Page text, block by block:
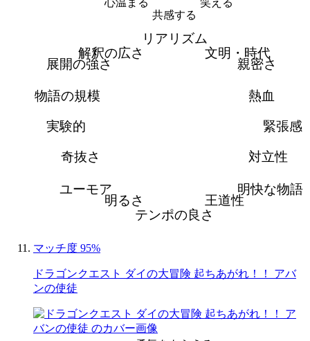
笑える
共感する
心温まる
リアリズム
文明・時代
親密さ
熱血
緊張感
対立性
明快な物語
王道性
テンポの良さ
明るさ
ユーモア
奇抜さ
実験的
物語の規模
展開の強さ
解釈の広さ
マッチ度 95%
ドラゴンクエスト ダイの大冒険 起ちあがれ！！ アバ
ンの使徒